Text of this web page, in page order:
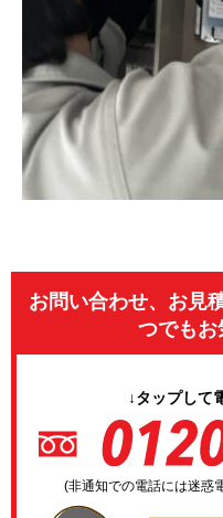
お問い合わせ、お見
つでもお
↓タップして
(非通知での電話には迷惑